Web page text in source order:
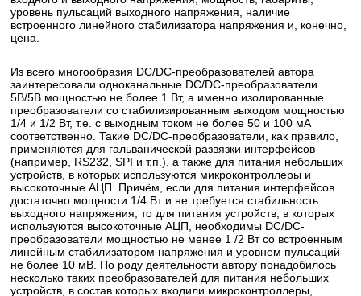
уровень пульсаций выходного напряжения, наличие
встроенного линейного стабилизатора напряжения и, конечно,
цена.
Из всего многообразия DC/DC-преобразователей автора
заинтересовали одноканальные DC/DC-преобразователи
5В/5В мощностью не более 1 Вт, а именно изолированные
преобразователи со стабилизированным выходом мощностью
1/4 и 1/2 Вт, т.е. с выходным током не более 50 и 100 мА
соответственно. Такие DC/DC-преобразователи, как правило,
применяются для гальванической развязки интерфейсов
(например, RS232, SPI и т.п.), а также для питания небольших
устройств, в которых используются микроконтроллеры и
высокоточные АЦП. Причём, если для питания интерфейсов
достаточно мощности 1/4 Вт и не требуется стабильность
выходного напряжения, то для питания устройств, в которых
используются высокоточные АЦП, необходимы DC/DC-
преобразователи мощностью не менее 1 /2 Вт со встроенным
линейным стабилизатором напряжения и уровнем пульсаций
не более 10 мВ. По роду деятельности автору понадобилось
несколько таких преобразователей для питания небольших
устройств, в состав которых входили микроконтроллеры,